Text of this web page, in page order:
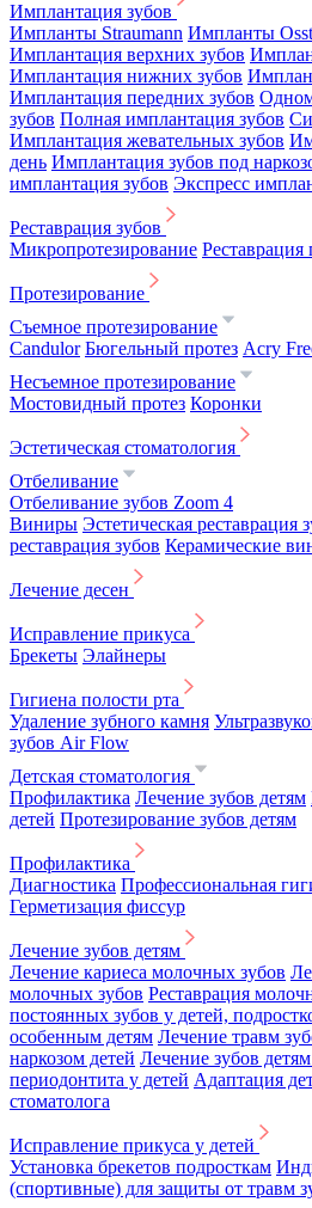
Имплантация зубов
Импланты Straumann Импланты
Имплантация верхних зубов
Имплантация нижних зубов
Имплантация передних зубов
зубов Полная имплантация зубов
Имплантация жевательных зубов
день Имплантация зубов под
имплантация зубов Экспресс
Реставрация зубов
Микропротезирование Реставрация
Протезирование
Съемное протезирование
Candulor Бюгельный протез Acry
Несъемное протезирование
Мостовидный протез Коронки
Эстетическая стоматология
Отбеливание
Отбеливание зубов Zoom 4
Виниры Эстетическая реставрация
реставрация зубов Керамические
Лечение десен
Исправление прикуса
Брекеты Элайнеры
Гигиена полости рта
Удаление зубного камня
зубов Air Flow
Детская стоматология
Профилактика Лечение зубов детям
детей Протезирование зубов детям
Профилактика
Диагностика Профессиональная
Герметизация фиссур
Лечение зубов детям
Лечение кариеса молочных зубов
молочных зубов Реставрация
постоянных зубов у детей,
особенным детям Лечение травм
наркозом детей Лечение зубов
периодонтита у детей Адаптация
стоматолога
Исправление прикуса у детей
Установка брекетов подросткам
(спортивные) для защиты от травм